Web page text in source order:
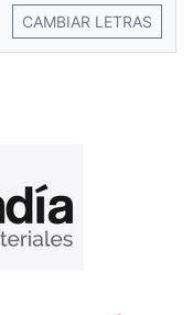
CAMBIAR LETRAS